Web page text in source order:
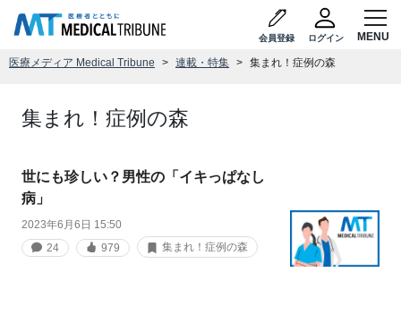
会員登録 ログイン
医療メディア Medical Tribune 連載・特集 集まれ！症例の森
集まれ！症例の森
世にも珍しい？男性の「イキっぱなし
病」
2023年6月6日 15:50
24
979 集まれ！症例の森